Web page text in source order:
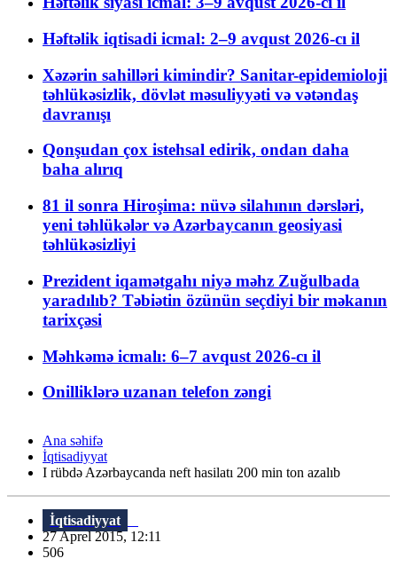
Həftəlik iqtisadi icmal: 2–9 avqust 2026-cı il
Xəzərin sahilləri kimindir? Sanitar-epidemioloji
təhlükəsizlik, dövlət məsuliyyəti və vətəndaş
davranışı
Qonşudan çox istehsal edirik, ondan daha
baha alırıq
81 il sonra Hiroşima: nüvə silahının dərsləri,
yeni təhlükələr və Azərbaycanın geosiyasi
təhlükəsizliyi
Prezident iqamətgahı niyə məhz Zuğulbada
yaradılıb? Təbiətin özünün seçdiyi bir məkanın
tarixçəsi
Məhkəmə icmalı: 6–7 avqust 2026-cı il
Onilliklərə uzanan telefon zəngi
Ana səhifə
İqtisadiyyat
I rübdə Azərbaycanda neft hasilatı 200 min ton azalıb
İqtisadiyyat
27 Aprel 2015, 12:11
506